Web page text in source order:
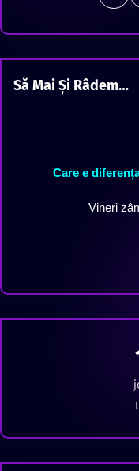
Să Mai Și Râdem…
Care e
Vineri